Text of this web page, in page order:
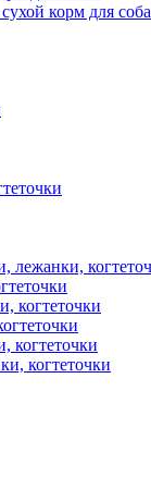
корм для
когтеточки
когтеточки
когтеточки